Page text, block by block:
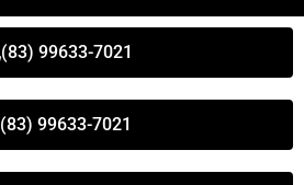
(83) 99633-7021
(83) 99633-7021